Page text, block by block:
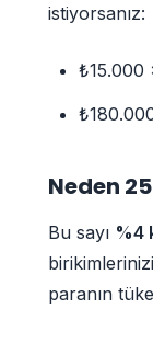
istiyorsanız:
₺15.000
Neden
Bu sayı %4
paranın